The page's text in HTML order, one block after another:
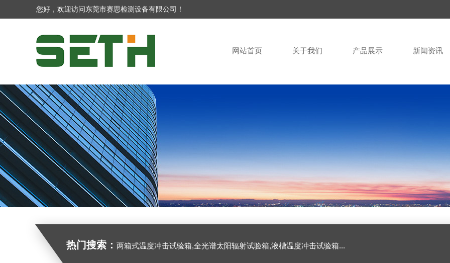
您好，欢迎访问东莞市赛思检测设备有限公司！
网站首页 关于我们 产品展示 新闻资讯
热门搜索： 两箱式温度冲击试验箱,全光谱太阳辐射试验箱,液槽温度冲击试验箱...